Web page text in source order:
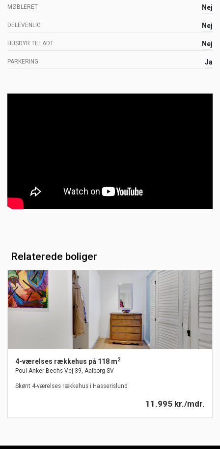
MØBLERET Nej
DELEVENLIG Nej
HUSDYR TILLADT Nej
PARKERING Ja
Relaterede boliger
4-værelses rækkehus på 118 m2
Poul Anker Bechs Vej 39, Aalborg SV
Skønt 4-værelses rækkehus i Hasserislund
11.995 kr./mdr.